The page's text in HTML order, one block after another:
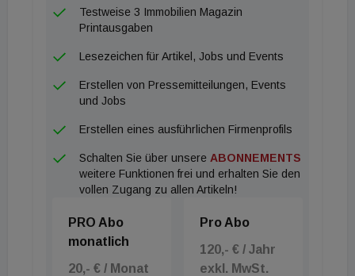
Testweise 3 Immobilien Magazin
Printausgaben
Lesezeichen für Artikel, Jobs und Events
Erstellen von Pressemitteilungen, Events
und Jobs
Erstellen eines ausführlichen Firmenprofils
Schalten Sie über unsere ABONNEMENTS
weitere Funktionen frei und erhalten Sie den
vollen Zugang zu allen Artikeln!
PRO Abo
monatlich
20,- € / Monat
Pro Abo
120,- € / Jahr
exkl. MwSt.